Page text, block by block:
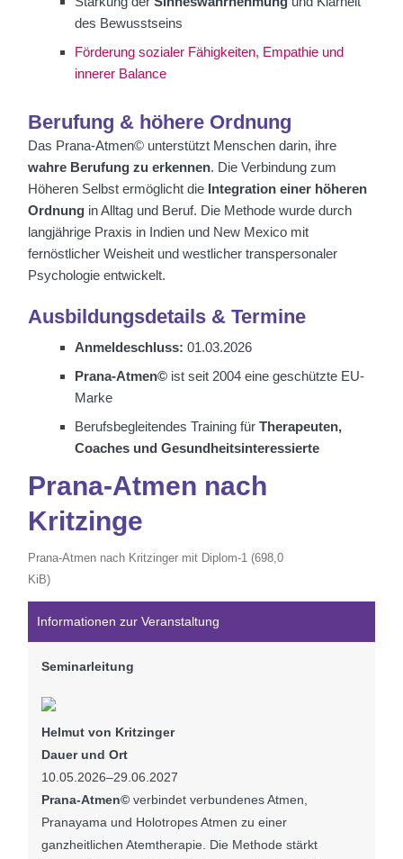
des Bewusstseins
Förderung sozialer Fähigkeiten, Empathie und
innerer Balance
Berufung & höhere Ordnung
Das Prana-Atmen© unterstützt Menschen darin, ihre
wahre Berufung zu erkennen. Die Verbindung zum
Höheren Selbst ermöglicht die Integration einer höheren
Ordnungin Alltag und Beruf. Die Methode wurde durch
langjährige Praxis in Indien und New Mexico mit
fernöstlicher Weisheit und westlicher transpersonaler
Psychologie entwickelt.
Ausbildungsdetails & Termine
Anmeldeschluss: 01.03.2026
Prana-Atmen© ist seit 2004 eine geschützte EU-
Marke
Berufsbegleitendes Training fürTherapeuten,
Coaches und Gesundheitsinteressierte
Prana-Atmen nach
Kritzinge
Prana-Atmen nach Kritzinger mit Diplom-1 (698,0
KiB)
Informationen zur Veranstaltung
Seminarleitung
Helmut von Kritzinger
Dauer und Ort
10.05.2026–29.06.2027
Prana-Atmen©verbindet verbundenes Atmen,
Pranayama und Holotropes Atmen zu einer
ganzheitlichen Atemtherapie. Die Methode stärkt